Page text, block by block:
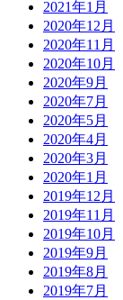
2021年1月
2020年12月
2020年11月
2020年10月
2020年9月
2020年7月
2020年5月
2020年4月
2020年3月
2020年1月
2019年12月
2019年11月
2019年10月
2019年9月
2019年8月
2019年7月